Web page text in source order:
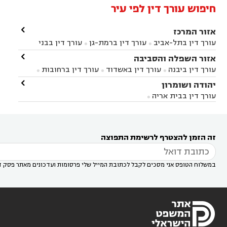
חיפוש עורך דין לפי עיר
אזור המרכז
עורך דין בתל-אביב  עורך דין ברמת-גן 
עורך דין בבני
ברק עורך דין בפתח תקווה עורך דין בראשון לציון
עורך דין ברחובות עורך דין בנס ציונה
במודיעין
עורך דין בהרצליה עורך דין בחולון
עורך
דין בקרית אונו
אונו
עורך דין בבת ים
דין בשוהם 

אזור השפלה והסביבה
עורך דין ביבנה  עורך דין באשדוד  עורך דין ברחובות 
עורך דין בראשון לציון עורך דין במודיעין
עורך דין
בבאר יעקב
עורך דין בגדרה

יהודה ושומרון
עורך דין בבית אריה 

זה הזמן להצטרף לרשימת התפוצה
במשלוח הטופס אני מסכים לקבל לכתובת המייל שלי פרסומות ועדכונים מאתר פסק